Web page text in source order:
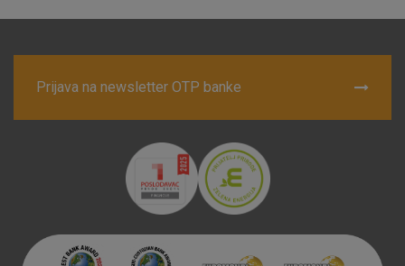
Prijava na newsletter OTP banke